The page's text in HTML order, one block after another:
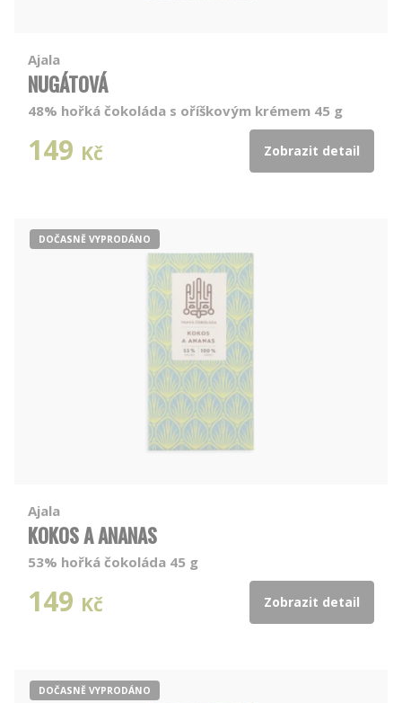
Ajala
NUGÁTOVÁ
48% hořká čokoláda s oříškovým krémem 45 g
149 Kč Zobrazit detail
DOČASNĚ VYPRODÁNO
Ajala
KOKOS A ANANAS
53% hořká čokoláda 45 g
149 Kč Zobrazit detail
DOČASNĚ VYPRODÁNO